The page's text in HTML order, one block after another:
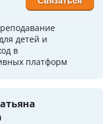
детей и
в
платформ